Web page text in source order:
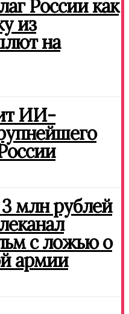
России как
из
на
ИИ-
млн рублей
с ложью о
армии